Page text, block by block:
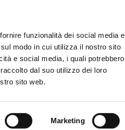
funzionalità dei social media e
modo in cui utilizza il nostro sito
e social media, i quali potrebbero
dal suo utilizzo dei loro
sito web.
Marketing 1